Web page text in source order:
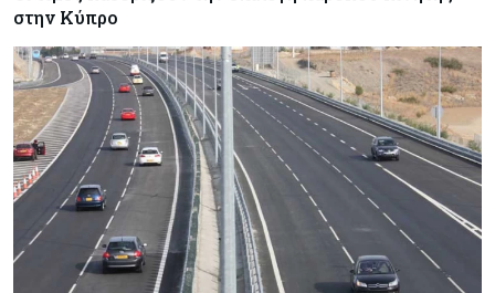
στην Κύπρο